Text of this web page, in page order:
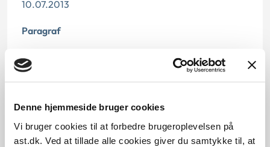
Denne hjemmeside bruger cookies
Vi bruger cookies til at forbedre brugeroplevelsen på
ast.dk. Ved at tillade alle cookies giver du samtykke til, at
10.07.2013
Paragraf
§ 16 § 40 § 83
Journalnummer
2000627-04